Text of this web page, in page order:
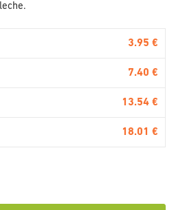
3.95 €
7.40 €
13.54 €
18.01 €
imágenes